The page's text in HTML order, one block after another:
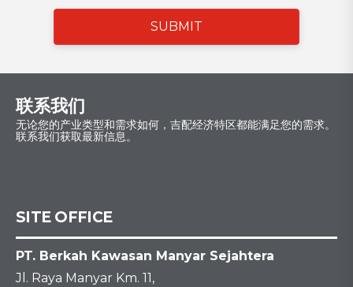
SUBMIT
联系我们
无论您的产业类型和需求如何，吉配经济特区都能满足您的需求。
联系我们获取最新信息。
SITE OFFICE
PT. Berkah Kawasan Manyar Sejahtera
Jl. Raya Manyar Km. 11,